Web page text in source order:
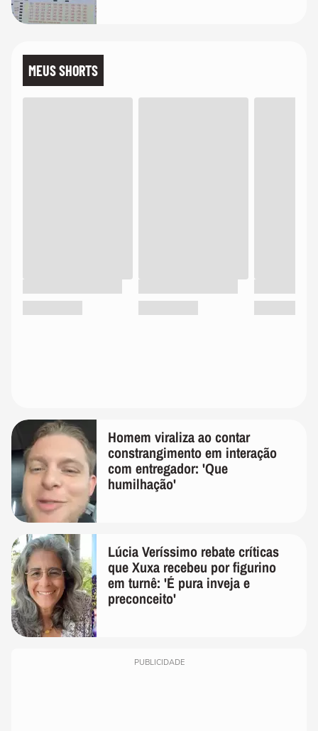
MEUS SHORTS
Homem viraliza ao contar
constrangimento em interação
com entregador: 'Que
humilhação'
Lúcia Veríssimo rebate críticas
que Xuxa recebeu por figurino
em turnê: 'É pura inveja e
preconceito'
PUBLICIDADE